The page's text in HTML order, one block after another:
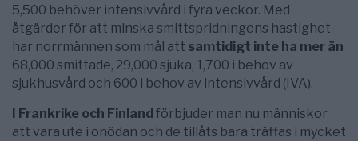
5,500 behöver intensivvård i fyra veckor. Med
åtgärder för att minska smittspridningens hastighet
har norrmännen som mål att samtidigt inte ha mer än
68,000 smittade, 29,000 sjuka, 1,700 i behov av
sjukhusvård och 600 i behov av intensivvård (IVA).
I Frankrike och Finlandförbjuder man nu människor
att vara ute i onödan och de tillåts bara träffas i mycket